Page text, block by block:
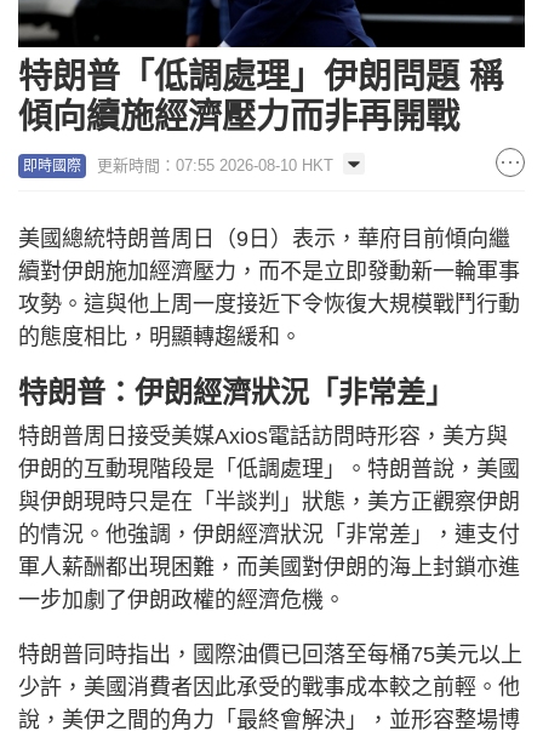
特朗普「低調處理」伊朗問題 稱
傾向續施經濟壓力而非再開戰
即時國際 更新時間：07:55 2026-08-10 HKT
美國總統特朗普周日（9日）表示，華府目前傾向繼
續對伊朗施加經濟壓力，而不是立即發動新一輪軍事
攻勢。這與他上周一度接近下令恢復大規模戰鬥行動
的態度相比，明顯轉趨緩和。
特朗普：伊朗經濟狀況「非常差」
特朗普周日接受美媒Axios電話訪問時形容，美方與
伊朗的互動現階段是「低調處理」。特朗普說，美國
與伊朗現時只是在「半談判」狀態，美方正觀察伊朗
的情況。他強調，伊朗經濟狀況「非常差」，連支付
軍人薪酬都出現困難，而美國對伊朗的海上封鎖亦進
一步加劇了伊朗政權的經濟危機。
特朗普同時指出，國際油價已回落至每桶75美元以上
少許，美國消費者因此承受的戰事成本較之前輕。他
說，美伊之間的角力「最終會解決」，並形容整場博